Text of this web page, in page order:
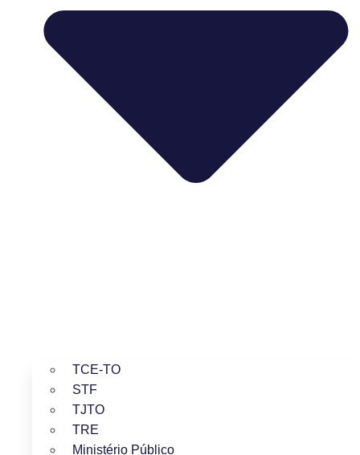
TCE-TO
STF
TJTO
TRE
Ministério Público